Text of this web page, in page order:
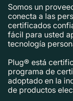
Somos un
conecta a las
certificados
fácil para usted
tecnología
Plug® está
programa de
adoptado en la
de productos